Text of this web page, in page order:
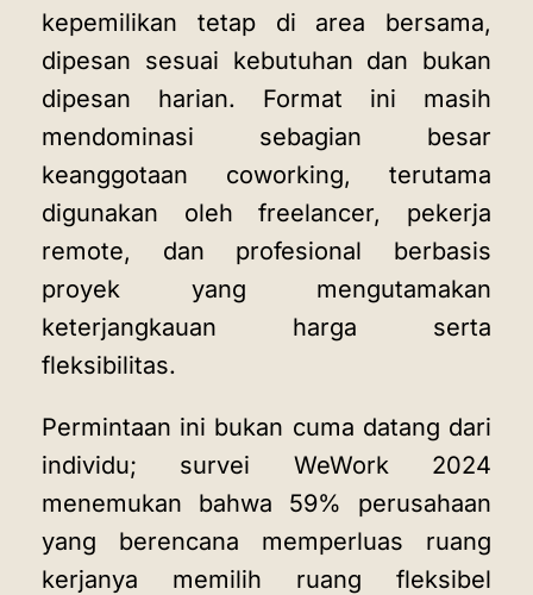
kepemilikan tetap di area bersama,
dipesan sesuai kebutuhan dan bukan
dipesan harian. Format ini masih
mendominasi sebagian besar
keanggotaan coworking, terutama
digunakan oleh freelancer, pekerja
remote, dan profesional berbasis
proyek yang mengutamakan
keterjangkauan harga serta
fleksibilitas.
Permintaan ini bukan cuma datang dari
individu; survei WeWork 2024
menemukan bahwa 59% perusahaan
yang berencana memperluas ruang
kerjanya memilih ruang fleksibel